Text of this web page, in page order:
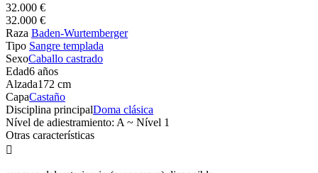
32.000 €
32.000 €
Raza Baden-Wurtemberger
Tipo Sangre templada
SexoCaballo castrado
Edad6 años
Alzada172 cm
CapaCastaño
Disciplina principalDoma clásica
Nível de adiestramiento: A ~ Nível 1
Otras características
